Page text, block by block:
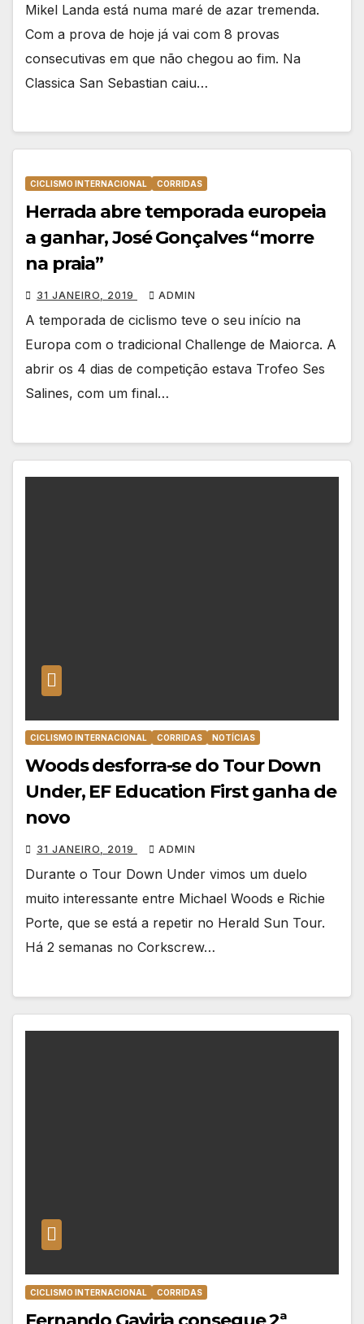
Mikel Landa está numa maré de azar tremenda.
Com a prova de hoje já vai com 8 provas
consecutivas em que não chegou ao fim. Na
Classica San Sebastian caiu…
CICLISMO INTERNACIONAL CORRIDAS
Herrada abre temporada europeia
a ganhar, José Gonçalves “morre
na praia”
31 JANEIRO, 2019 ADMIN
A temporada de ciclismo teve o seu início na
Europa com o tradicional Challenge de Maiorca. A
abrir os 4 dias de competição estava Trofeo Ses
Salines, com um final…
CICLISMO INTERNACIONAL CORRIDAS NOTÍCIAS
Woods desforra-se do Tour Down
Under, EF Education First ganha de
novo
31 JANEIRO, 2019 ADMIN
Durante o Tour Down Under vimos um duelo
muito interessante entre Michael Woods e Richie
Porte, que se está a repetir no Herald Sun Tour.
Há 2 semanas no Corkscrew…
CICLISMO INTERNACIONAL CORRIDAS